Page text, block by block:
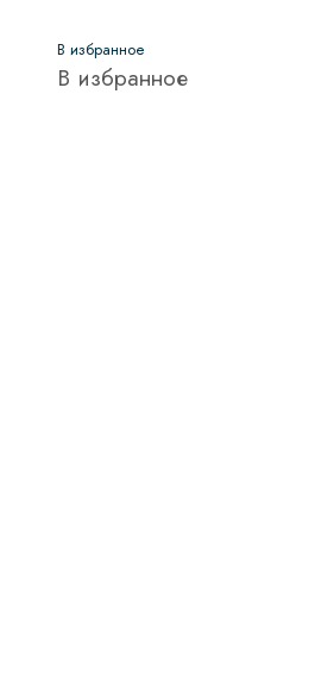
В избранное
В избранное